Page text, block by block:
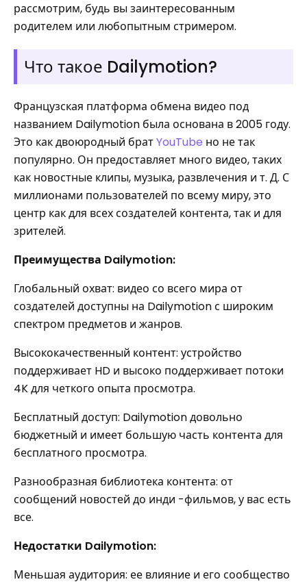
рассмотрим, будь вы заинтересованным
родителем или любопытным стримером.
Что такое Dailymotion?
Французская платформа обмена видео под
названием Dailymotion была основана в 2005 году.
Это как двоюродный братYouTube но не так
популярно. Он предоставляет много видео, таких
как новостные клипы, музыка, развлечения и т. Д. С
миллионами пользователей по всему миру, это
центр как для всех создателей контента, так и для
зрителей.
Преимущества Dailymotion:
Глобальный охват: видео со всего мира от
создателей доступны на Dailymotion с широким
спектром предметов и жанров.
Высококачественный контент: устройство
поддерживает HD и высоко поддерживает потоки
4K для четкого опыта просмотра.
Бесплатный доступ: Dailymotion довольно
бюджетный и имеет большую часть контента для
бесплатного просмотра.
Разнообразная библиотека контента: от
сообщений новостей до инди -фильмов, у вас есть
все.
Недостатки Dailymotion:
Меньшая аудитория: ее влияние и его сообщество